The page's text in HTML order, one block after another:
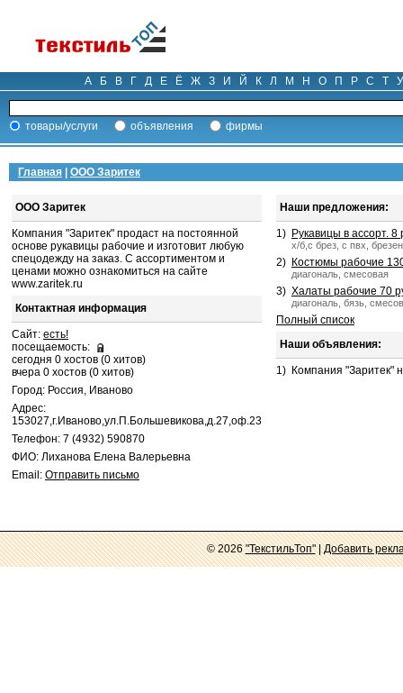
А Б В Г Д Е Ё Ж З И Й К Л М Н О П Р С Т У
товары/услуги объявления фирмы
Главная ООО Заритек
ООО Заритек
Компания "Заритек" продаст на постоянной
основе рукавицы рабочие и изготовит любую
спецодежду на заказ. С ассортиментом и
ценами можно ознакомиться на сайте
www.zaritek.ru
Контактная информация
Сайт: есть!
посещаемость:
сегодня 0 хостов (0 хитов)
вчера 0 хостов (0 хитов)
Город: Россия, Иваново
Адрес:
153027,г.Иваново,ул.П.Большевикова,д.27,оф.23
Телефон: 7 (4932) 590870
ФИО: Лиханова Елена Валерьевна
Email: Отправить письмо
Наши предложения:
1) Рукавицы в ассорт. 8
х/б,с брез, с пвх,
2) Костюмы рабочие
диагональ, смесовая
3) Халаты рабочие 70
диагональ, бязь,
Полный список
Наши объявления:
1) Компания "Заритек"
© 2026"ТекстильТоп"|Добавить